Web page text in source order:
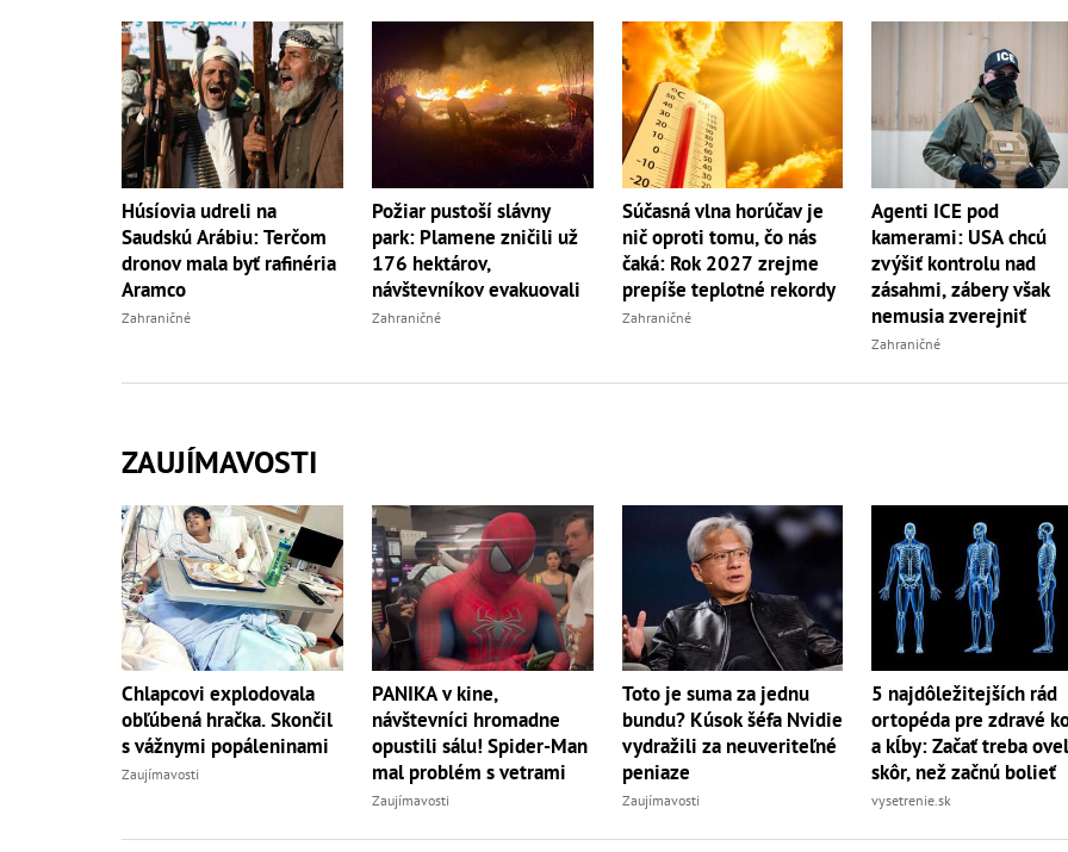
Húsíovia udreli na
Saudskú Arábiu: Terčom
dronov mala byť rafinéria
Aramco
Zahraničné
Požiar pustoší slávny
park: Plamene zničili už
176 hektárov,
návštevníkov evakuovali
Zahraničné
Súčasná vlna horúčav je
nič oproti tomu, čo nás
čaká: Rok 2027 zrejme
prepíše teplotné rekordy
Zahraničné
Agenti ICE pod
kamerami: USA chcú
zvýšiť kontrolu nad
zásahmi, zábery však
nemusia zverejniť
Zahraničné
ZAUJÍMAVOSTI
Chlapcovi explodovala
obľúbená hračka. Skončil
s vážnymi popáleninami
Zaujímavosti
PANIKA v kine,
návštevníci hromadne
opustili sálu! Spider-Man
mal problém s vetrami
Zaujímavosti
Toto je suma za jednu
bundu? Kúsok šéfa Nvidie
vydražili za neuveriteľné
peniaze
Zaujímavosti
5 najdôležitejších rád
ortopéda pre zdravé
a kĺby: Začať treba
skôr, než začnú bolieť
vysetrenie.sk